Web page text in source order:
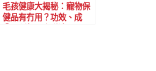
毛孩健康大揭秘：寵物保
健品有冇用？功效、成